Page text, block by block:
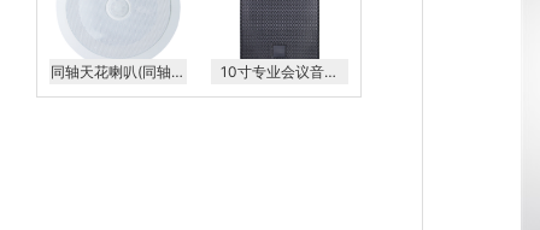
同轴天花喇叭(同轴高
音头可调角度) KS-
10寸专业会议音箱
LD-T10